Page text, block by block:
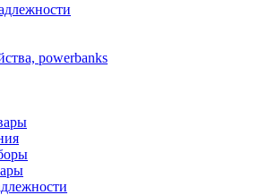
powerbanks